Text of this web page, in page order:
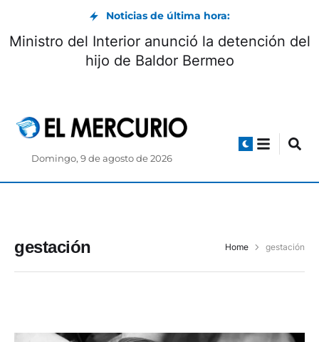
Noticias de última hora:
Ministro del Interior anunció la detención del
hijo de Baldor Bermeo
Domingo, 9 de agosto de 2026
gestación Home gestación